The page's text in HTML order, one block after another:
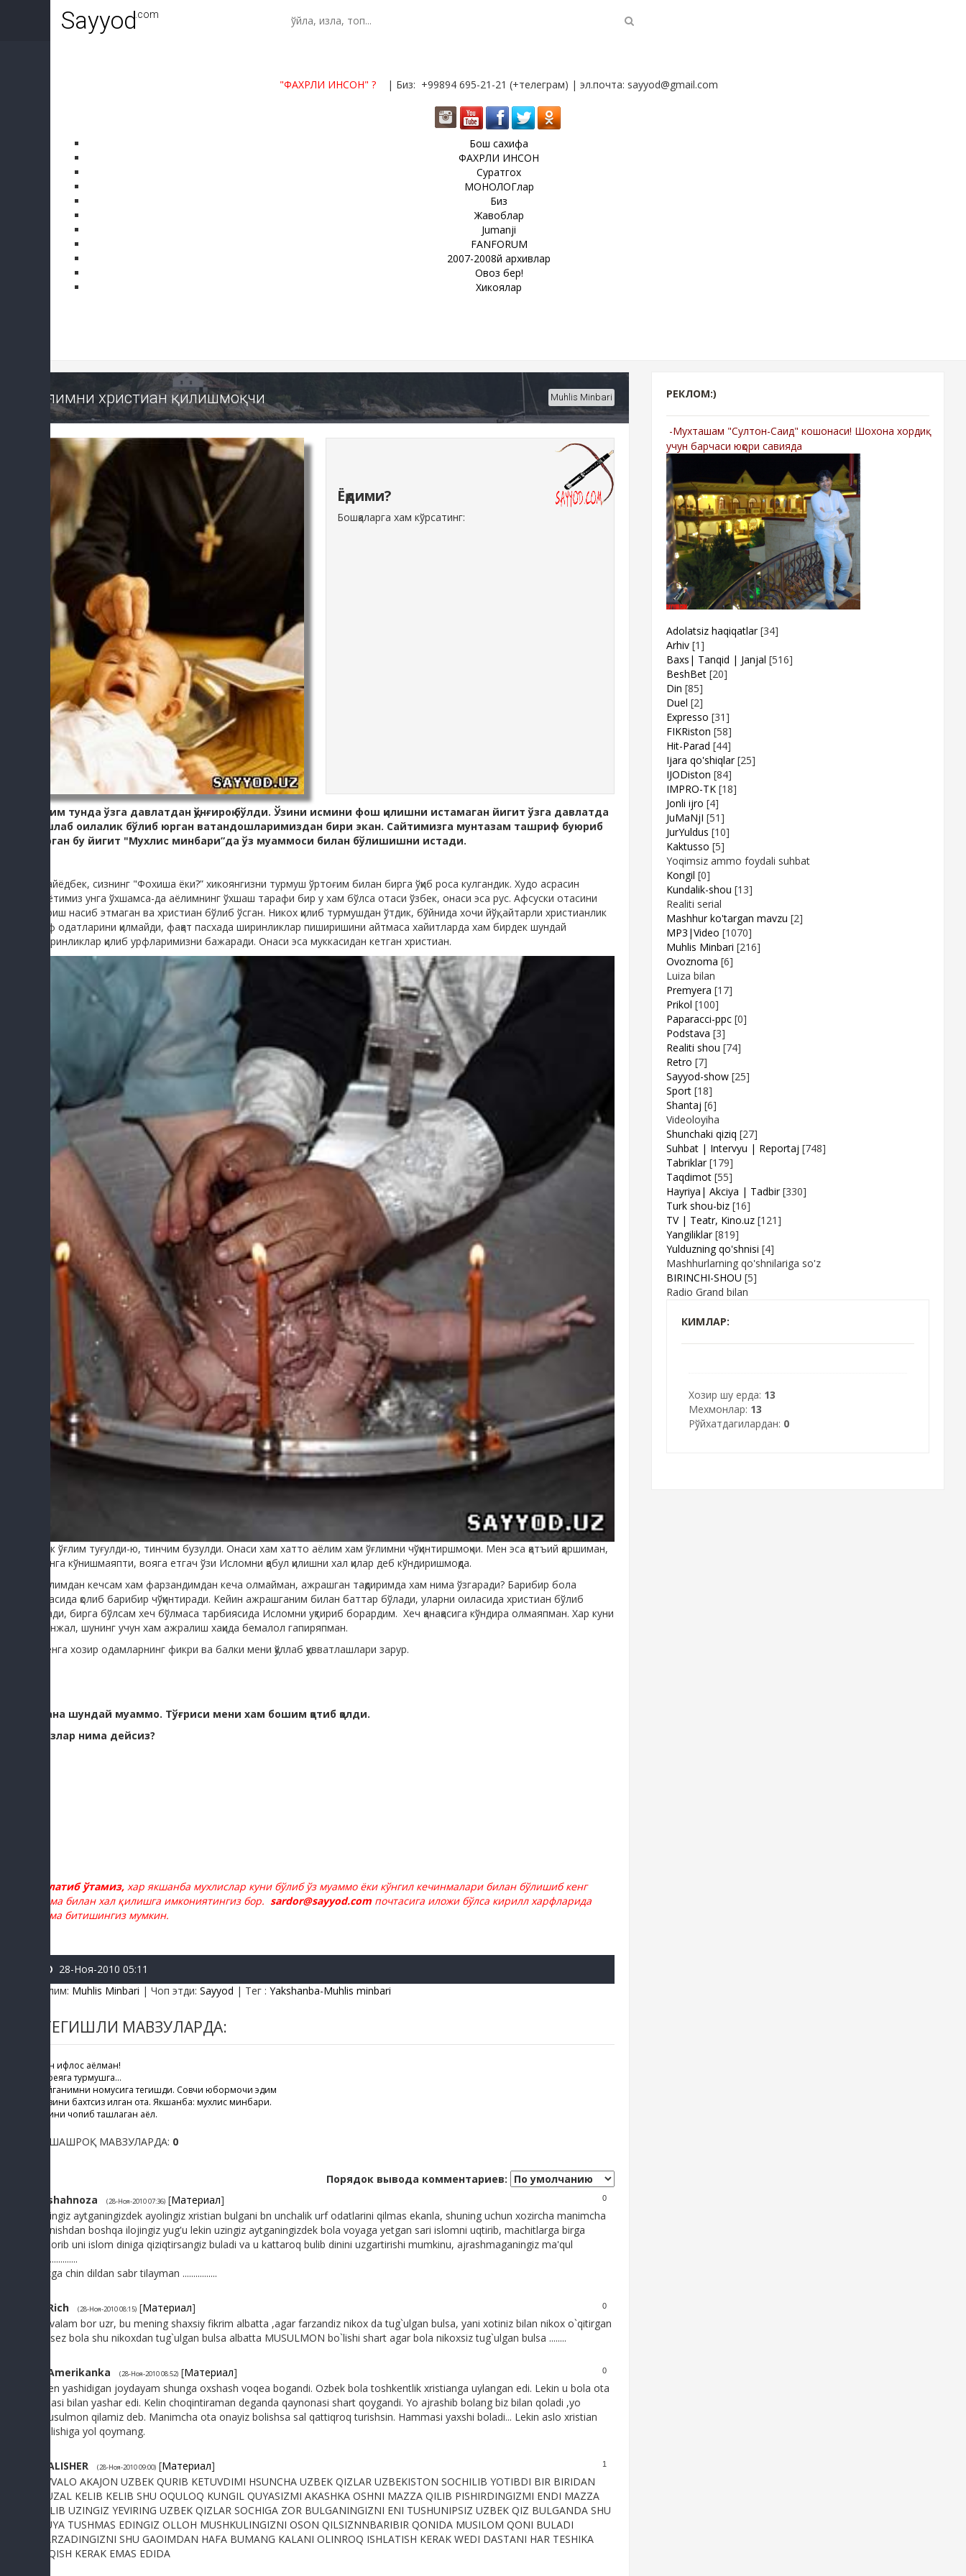
Sayyod.com
"ФАХРЛИ ИНСОН"? | Биз: +99894 695-21-21 (+телеграм) | эл.почта: sayyod@gmail.com
Бош сахифа
ФАХРЛИ ИНСОН
Суратгох
МОНОЛОГлар
Биз
Жавоблар
Jumanji
FANFORUM
2007-2008й архивлар
Овоз бер!
Хикоялар
Ўғлимни христиан қилишмоқчи Muhlis Minbari
Ёқдими?
Бошқаларга хам кўрсатинг:
Ярим тунда ўзга давлатдан қўнғироқ бўлди. Ўзини исмини фош қилишни истамаган йигит ўзга давлатда
ишлаб оилалик бўлиб юрган ватандошларимиздан бири экан. Сайтимизга мунтазам ташриф буюриб
юрган бу йигит "Мухлис минбари”да ўз муаммоси билан бўлишишни истади.
-Сайёдбек, сизнинг "Фохиша ёки?” хикоянгизни турмуш ўртоғим билан бирга ўқиб роса кулгандик. Худо асрасин
хаётимиз унга ўхшамса-да аёлимнинг ўхшаш тарафи бир у хам бўлса отаси ўзбек, онаси эса рус. Афсуски отасини
кўриш насиб этмаган ва христиан бўлиб ўсган. Никох қилиб турмушдан ўтдик, бўйнида хочи йўқ, айтарли христианлик
урф одатларини қилмайди, фақат пасхада ширинликлар пиширишини айтмаса хайитларда хам бирдек шундай
ширинликлар қилиб урфларимизни бажаради. Онаси эса муккасидан кетган христиан.
Илк ўғлим туғулди-ю, тинчим бузулди. Онаси хам хатто аёлим хам ўғлимни чўқинтиршмоқчи. Мен эса қатъий қаршиман,
менга кўнишмаяпти, вояга етгач ўзи Исломни қабул қилишни хал қилар деб кўндиришмоқда.
Аёлимдан кечсам хам фарзандимдан кеча олмайман, ажрашган тақдиримда хам нима ўзгаради? Барибир бола
онасида қолиб барибир чўқинтиради. Кейин ажрашганим билан баттар бўлади, уларни оиласида христиан бўлиб
ўсади, бирга бўлсам хеч бўлмаса тарбиясида Исломни уқтириб борардим. Хеч қанақасига кўндира олмаяпман. Хар куни
жанжал, шунинг учун хам ажралиш хақида бемалол гапиряпман.
Менга хозир одамларнинг фикри ва балки мени қўллаб қувватлашлари зарур.
Мана шундай муаммо. Тўғриси мени хам бошим қотиб қолди.
Сизлар нима дейсиз?
Эслатиб ўтамиз, хар якшанба мухлислар куни бўлиб ўз муаммо ёки кўнгил кечинмалари билан бўлишиб кенг
омма билан хал қилишга имкониятингиз бор. sardor@sayyod.com почтасига иложи бўлса кирилл харфларида
нома битишингиз мумкин.
28-Ноя-2010 05:11
Бўлим: Muhlis Minbari | Чоп этди: Sayyod | Тег : Yakshanba-Muhlis minbari
ТЕГИШЛИ МАВЗУЛАРДА:
Мен ифлос аёлман!
Кореяга турмушга...
Суйганимни номусига тегишди. Совчи юбормоқчи эдим
Қизини бахтсиз қилган ота. Якшанба: мухлис минбари.
Эрини чопиб ташлаган аёл.
ЎХШАШРОҚ МАВЗУЛАРДА: 0
Порядок вывода комментариев:
0
shahnoza (28-Ноя-2010 07:36) [Материал]
uzingiz aytganingizdek ayolingiz xristian bulgani bn unchalik urf odatlarini qilmas ekanla, shuning uchun xozircha manimcha
kunishdan boshqa ilojingiz yug'u lekin uzingiz aytganingizdek bola voyaga yetgan sari islomni uqtirib, machitlarga birga
oborib uni islom diniga qiziqtirsangiz buladi va u kattaroq bulib dinini uzgartirishi mumkinu, ajrashmaganingiz ma'qul
..................
sizga chin dildan sabr tilayman ................
0
Rich (28-Ноя-2010 08:15) [Материал]
avvalam bor uzr, bu mening shaxsiy fikrim albatta ,agar farzandiz nikox da tug`ulgan bulsa, yani xotiniz bilan nikox o`qitirgan
busez bola shu nikoxdan tug`ulgan bulsa albatta MUSULMON bo`lishi shart agar bola nikoxsiz tug`ulgan bulsa ........
0
Amerikanka (28-Ноя-2010 08:52) [Материал]
Men yashidigan joydayam shunga oxshash voqea bogandi. Ozbek bola toshkentlik xristianga uylangan edi. Lekin u bola ota
onasi bilan yashar edi. Kelin choqintiraman deganda qaynonasi shart qoygandi. Yo ajrashib bolang biz bilan qoladi ,yo
musulmon qilamiz deb. Manimcha ota onayiz bolishsa sal qattiqroq turishsin. Hammasi yaxshi boladi... Lekin aslo xristian
bolishiga yol qoymang.
1
ALISHER (28-Ноя-2010 09:00) [Материал]
AVVALO AKAJON UZBEK QURIB KETUVDIMI HSUNCHA UZBEK QIZLAR UZBEKISTON SOCHILIB YOTIBDI BIR BIRIDAN
GUZAL KELIB KELIB SHU OQULOQ KUNGIL QUYASIZMI AKASHKA OSHNI MAZZA QILIB PISHIRDINGIZMI ENDI MAZZA
QILIB UZINGIZ YEVIRING UZBEK QIZLAR SOCHIGA ZOR BULGANINGIZNI ENI TUSHUNIPSIZ UZBEK QIZ BULGANDA SHU
KUYA TUSHMAS EDINGIZ OLLOH MUSHKULINGIZNI OSON QILSIZNNBARIBIR QONIDA MUSILOM QONI BULADI
FARZADINGIZNI SHU GAOIMDAN HAFA BUMANG KALANI OLINROQ ISHLATISH KERAK WEDI DASTANI HAR TESHIKA
TIQISH KERAK EMAS EDIDA
РЕКЛОМ:)
-Мухташам "Султон-Саид" кошонаси! Шохона хордиқ
учун барчаси юқори савияда
Adolatsiz haqiqatlar [34]
Arhiv [1]
Baxs| Tanqid | Janjal [516]
BeshBet [20]
Din [85]
Duel [2]
Expresso [31]
FIKRiston [58]
Hit-Parad [44]
Ijara qo'shiqlar [25]
IJODiston [84]
IMPRO-TK [18]
Jonli ijro [4]
JuMaNjI [51]
JurYuldus [10]
Kaktusso [5]
Yoqimsiz ammo foydali suhbat
Kongil [0]
Kundalik-shou [13]
Realiti serial
Mashhur ko'targan mavzu [2]
MP3|Video [1070]
Muhlis Minbari [216]
Ovoznoma [6]
Luiza bilan
Premyera [17]
Prikol [100]
Paparacci-ppc [0]
Podstava [3]
Realiti shou [74]
Retro [7]
Sayyod-show [25]
Sport [18]
Shantaj [6]
Videoloyiha
Shunchaki qiziq [27]
Suhbat | Intervyu | Reportaj [748]
Tabriklar [179]
Taqdimot [55]
Hayriya| Akciya | Tadbir [330]
Turk shou-biz [16]
TV | Teatr, Kino.uz [121]
Yangiliklar [819]
Yulduzning qo'shnisi [4]
Mashhurlarning qo'shnilariga so'z
BIRINCHI-SHOU [5]
Radio Grand bilan
КИМЛАР:
Хозир шу ерда: 13
Мехмонлар: 13
Рўйхатдагилардан: 0